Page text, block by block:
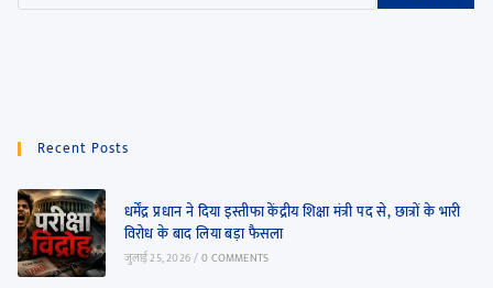
Recent Posts
धर्मेंद्र प्रधान ने दिया इस्तीफा केंद्रीय शिक्षा मंत्री पद से, छात्रों के भारी
विरोध के बाद लिया बड़ा फैसला
जुलाई 25, 2026/0 COMMENTS